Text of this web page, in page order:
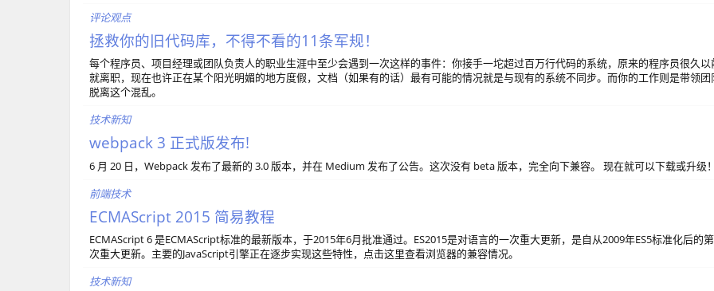
评论观点
拯救你的旧代码库，不得不看的11条军规！
每个程序员、项目经理或团队负责人的职业生涯中至少会遇到一次这样的事件：你接手一坨超过百万行代码的系统，原来的程序员很久以
就离职，现在也许正在某个阳光明媚的地方度假，文档（如果有的话）最有可能的情况就是与现有的系统不同步。而你的工作则是带领团
脱离这个混乱。
技术新知
webpack 3 正式版发布!
6 月 20 日，Webpack 发布了最新的 3.0 版本，并在 Medium 发布了公告。这次没有 beta 版本，完全向下兼容。 现在就可以下载或升级！
前端技术
ECMAScript 2015 简易教程
ECMAScript 6 是ECMAScript标准的最新版本，于2015年6月批准通过。ES2015是对语言的一次重大更新，是自从2009年ES5标准化后的
次重大更新。主要的JavaScript引擎正在逐步实现这些特性，点击这里查看浏览器的兼容情况。
技术新知